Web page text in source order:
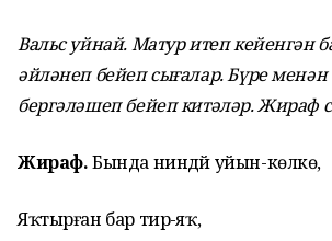
Вальс уйнай. Матур итеп кейенгән
әйләнеп бейеп сығалар. Бүре
бергәләшеп бейеп китәләр. Жираф
Жираф.Бында ниндәй уйын-көлкө,
Яҡтырған бар тирә-яҡ,